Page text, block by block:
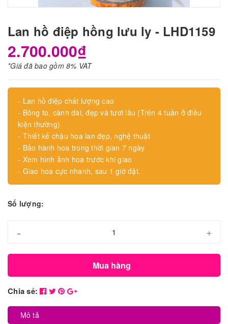
Lan hồ điệp hồng lưu ly - LHD1159
2.700.000₫
*Giá đã bao gồm 8% VAT
- Lan hồ điệp chất lượng cao
- Bông to, cành dài, đẹp và tươi lâu (Trên 4 tuần ở điều
kiện thường)
- Thiết kế chậu hoa lan đẹp, nghệ thuật
- Bảo hành hoa trong thời gian 7 ngày
- Xem hình ảnh hoa trước khi giao
- Giao hoa cực nhanh, sau 1 giờ đặt.
Số lượng:
- +
Mua hàng
Chia sẻ:
Mô tả